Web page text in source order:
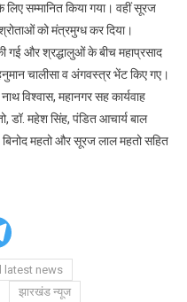
सम्मानित किया गया। वहीं सूरज
को मंत्रमुग्ध कर दिया।
गई और श्रद्धालुओं के बीच महाप्रसाद
चालीसा व अंगवस्त्र भेंट किए गए।
विश्वास, महानगर सह कार्यवाह
डॉ. महेश सिंह, पंडित आचार्य बाल
महतो और सूरज लाल महतो सहित
latest news
झारखंड न्यूज